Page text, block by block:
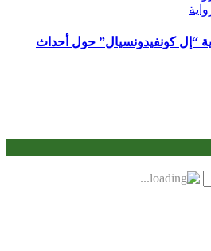
“إل كونفيدونسيال” حول أحداث